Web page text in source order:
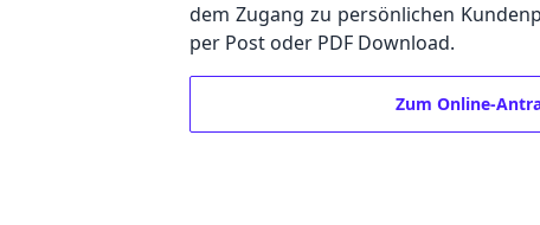
dem Zugang zu persönlichen
per Post oder PDF Download.
Zum Online-